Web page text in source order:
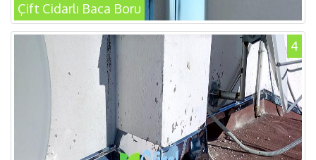
Çift Cidarlı Baca Boru
4